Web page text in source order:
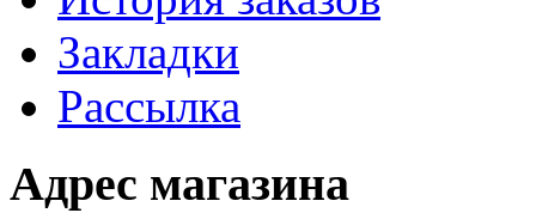
Закладки
Рассылка
Адрес магазина